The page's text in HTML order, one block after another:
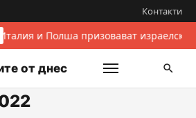
Контакти
Италия и Полша призовават
от днес